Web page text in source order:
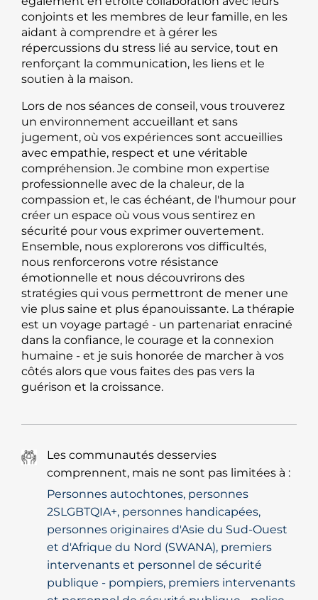
conjoints et les membres de leur famille, en les
aidant à comprendre et à gérer les
répercussions du stress lié au service, tout en
renforçant la communication, les liens et le
soutien à la maison.
Lors de nos séances de conseil, vous trouverez
un environnement accueillant et sans
jugement, où vos expériences sont accueillies
avec empathie, respect et une véritable
compréhension. Je combine mon expertise
professionnelle avec de la chaleur, de la
compassion et, le cas échéant, de l'humour pour
créer un espace où vous vous sentirez en
sécurité pour vous exprimer ouvertement.
Ensemble, nous explorerons vos difficultés,
nous renforcerons votre résistance
émotionnelle et nous découvrirons des
stratégies qui vous permettront de mener une
vie plus saine et plus épanouissante. La thérapie
est un voyage partagé - un partenariat enraciné
dans la confiance, le courage et la connexion
humaine - et je suis honorée de marcher à vos
côtés alors que vous faites des pas vers la
guérison et la croissance.
Les communautés desservies
comprennent, mais ne sont pas limitées à :
Personnes autochtones, personnes
2SLGBTQIA+, personnes handicapées,
personnes originaires d'Asie du Sud-Ouest
et d'Afrique du Nord (SWANA), premiers
intervenants et personnel de sécurité
publique - pompiers, premiers intervenants